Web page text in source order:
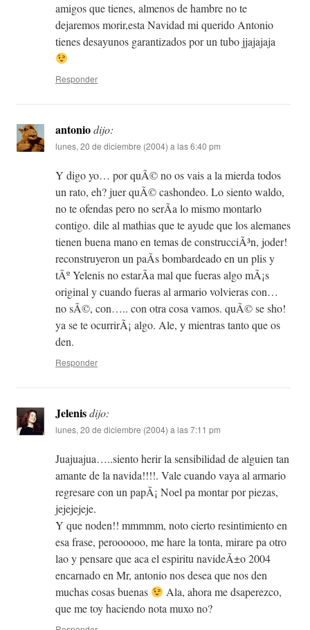
amigos que tienes, almenos de hambre no te
dejaremos morir,esta Navidad mi querido Antonio
tienes desayunos garantizados por un tubo jjajajaja
Responder
antoniodijo:
lunes, 20 de diciembre (2004) a las 6:40 pm
Y digo yo… por quÃ© no os vais a la mierda todos
un rato, eh? juer quÃ© cashondeo. Lo siento waldo,
no te ofendas pero no serÃ­a lo mismo montarlo
contigo. dile al mathias que te ayude que los alemanes
tienen buena mano en temas de construcciÃ³n, joder!
reconstruyeron un paÃ­s bombardeado en un plis y
tÃº Yelenis no estarÃ­a mal que fueras algo mÃ¡s
original y cuando fueras al armario volvieras con…
no sÃ©, con….. con otra cosa vamos. quÃ© se sho!
ya se te ocurrirÃ¡ algo. Ale, y mientras tanto que os
den.
Responder
Jelenisdijo:
lunes, 20 de diciembre (2004) a las 7:11 pm
Juajuajua…..siento herir la sensibilidad de alguien tan
amante de la navida!!!!. Vale cuando vaya al armario
regresare con un papÃ¡ Noel pa montar por piezas,
jejejejeje.
Y que noden!! mmmmm, noto cierto resintimiento en
esa frase, peroooooo, me hare la tonta, mirare pa otro
lao y pensare que aca el espiritu navideÃ±o 2004
encarnado en Mr, antonio nos desea que nos den
muchas cosas buenas
Ala, ahora me dsaperezco,
que me toy haciendo nota muxo no?